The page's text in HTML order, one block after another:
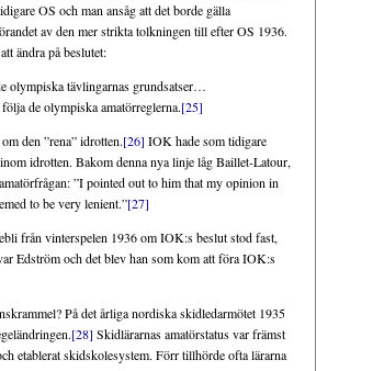
OS och man ansåg att det borde gälla
av den mer strikta tolkningen till efter OS 1936.
ändra på beslutet:
olympiska tävlingarnas grundsatser…
de olympiska amatörreglerna.[25]
den ”rena” idrotten.[26] IOK hade som tidigare
idrotten. Bakom denna nya linje låg Baillet-Latour,
”I pointed out to him that my opinion in
to be very lenient.”[27]
från vinterspelen 1936 om IOK:s beslut stod fast,
Edström och det blev han som kom att föra IOK:s
På det årliga nordiska skidledarmötet 1935
[28] Skidlärarnas amatörstatus var främst
etablerat skidskolesystem. Förr tillhörde ofta lärarna